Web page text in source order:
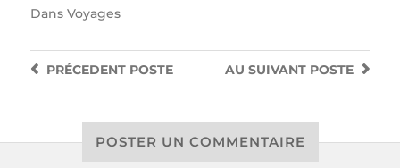
Dans Voyages
AU SUIVANT POSTE
PRÉCEDENTPOSTE
POSTER UN COMMENTAIRE